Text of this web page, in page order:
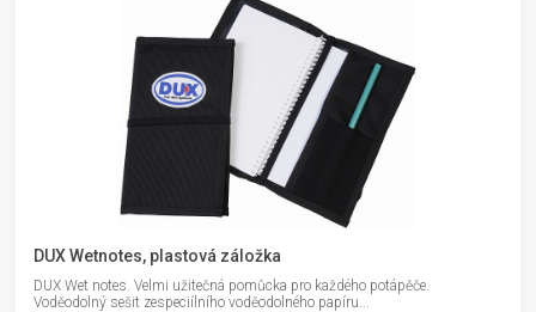
DUX Wetnotes, plastová záložka
DUX Wet notes. Velmi užitečná pomůcka pro každého potápěče.
Voděodolný sešit zespeciílního voděodolného papíru...